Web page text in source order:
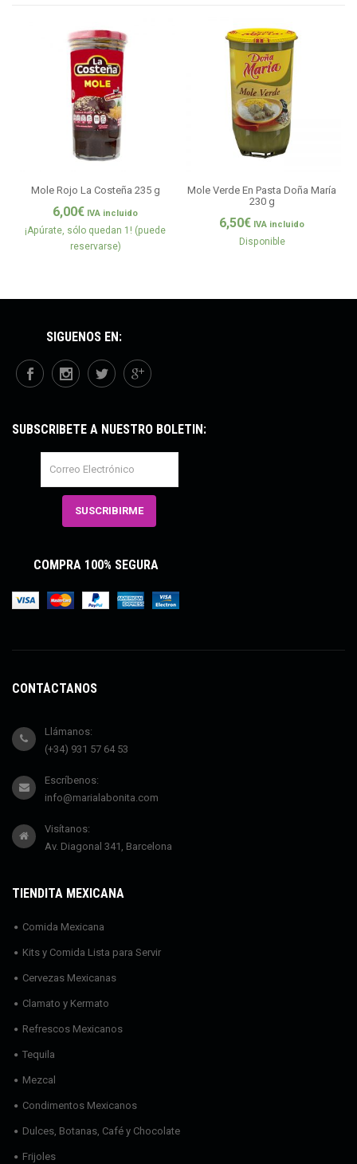
Mole Rojo La Costeña 235 g
6,00€ IVA incluido
¡Apúrate, sólo quedan 1! (puede
reservarse)
Mole Verde En Pasta Doña María
230 g
6,50€ IVA incluido
Disponible
SÍGUENOS EN:
SUBSCRÍBETE A NUESTRO BOLETÍN:
COMPRA 100% SEGURA
CONTÁCTANOS
Llámanos:
(+34) 931 57 64 53
Escríbenos:
info@marialabonita.com
Visítanos:
Av. Diagonal 341, Barcelona
TIENDITA MEXICANA
Comida Mexicana
Kits y Comida Lista para Servir
Cervezas Mexicanas
Clamato y Kermato
Refrescos Mexicanos
Tequila
Mezcal
Condimentos Mexicanos
Dulces, Botanas, Café y Chocolate
Frijoles